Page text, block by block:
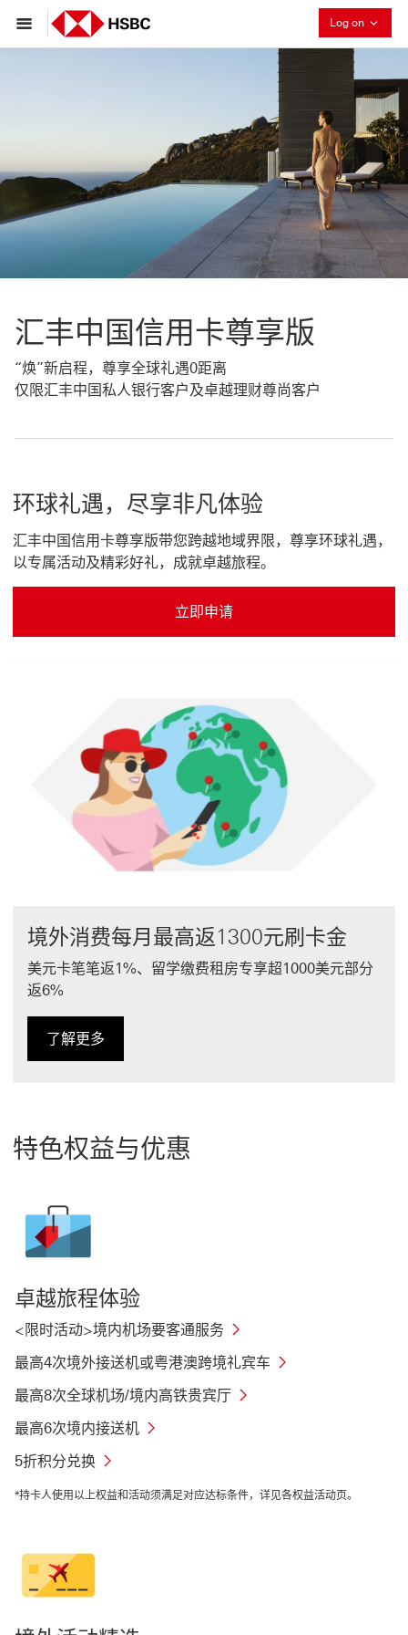
Log on
汇丰中国信用卡尊享版
“焕”新启程，尊享全球礼遇0距离
仅限汇丰中国私人银行客户及卓越理财尊尚客户
环球礼遇，尽享非凡体验
汇丰中国信用卡尊享版带您跨越地域界限，尊享环球礼遇，
以专属活动及精彩好礼，成就卓越旅程。
立即申请
境外消费每月最高返1300元刷卡金
美元卡笔笔返1%、留学缴费租房专享超1000美元部分
返6%
了解更多
特色权益与优惠
卓越旅程体验
<限时活动>境内机场要客通服务
最高4次境外接送机或粤港澳跨境礼宾车
最高8次全球机场/境内高铁贵宾厅
最高6次境内接送机
5折积分兑换
*持卡人使用以上权益和活动须满足对应达标条件，详见各权益活动页。